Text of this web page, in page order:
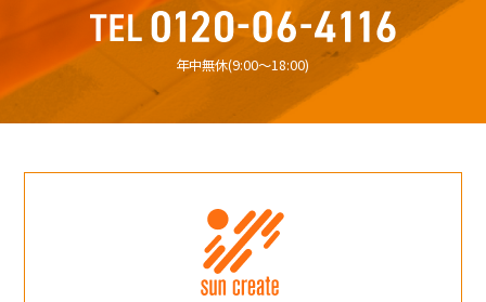
年中無休(9:00〜18:00)